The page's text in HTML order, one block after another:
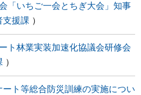
「いちご一会とちぎ大会」知事
支援課
ト林業実装加速化協議会研修会
ト等総合防災訓練の実施につい